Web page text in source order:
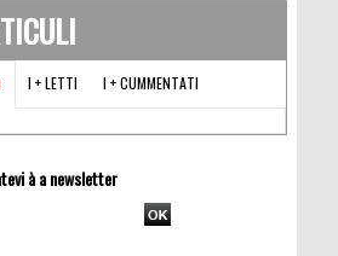
I + LETTI I + CUMMENTATI
à a newsletter